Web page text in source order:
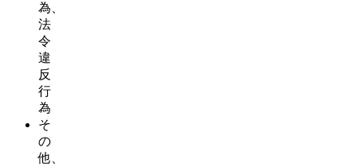
為、
法
令
違
反
行
為
そ
の
他、